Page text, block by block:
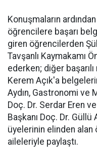
Konuşmaların
öğrencilere başarı
giren öğrencilerden
Tavşanlı Kaymakamı
ederken; diğer
Kerem Açık'a
Aydın, Gastronomi ve
Doç. Dr. Serdar Eren
Başkanı Doç. Dr.
üyelerinin elinden
aileleriyle paylaştı.